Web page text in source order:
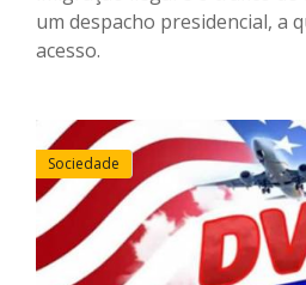
um despacho presidencial, a
acesso.
Sociedade